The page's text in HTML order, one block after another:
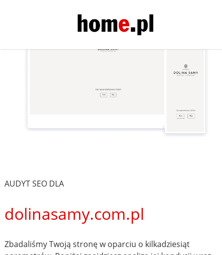
AUDYT SEO DLA
dolinasamy.com.pl
Zbadaliśmy Twoją stronę w oparciu o kilkadziesiąt